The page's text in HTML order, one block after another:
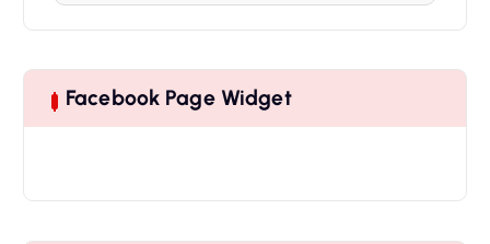
Facebook Page Widget